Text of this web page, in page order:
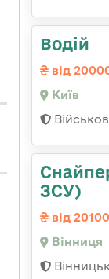
Водій
від
Київ
ЗСУ)
від
Вінниця